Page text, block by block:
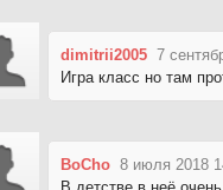
dimitrii2005 7
Игра класс но там
BoCho 8 июля 2018